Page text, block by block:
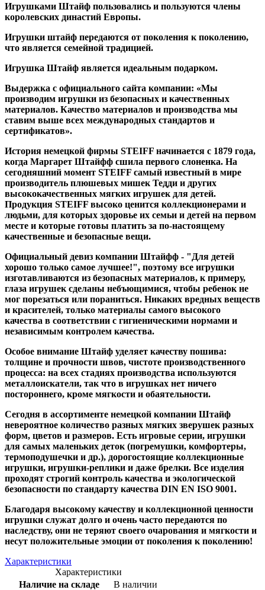
Игрушками Штайф пользовались и пользуются члены
королевских династий Европы.
Игрушки штайф передаются от поколения к поколению,
что является семейной традицией.
Игрушка Штайф является идеальным подарком.
Выдержка с официального сайта компании: «Мы
производим игрушки из безопасных и качественных
материалов. Качество материалов и производства мы
ставим выше всех международных стандартов и
сертификатов».
История немецкой фирмы STEIFF начинается с 1879 года,
когда Маргарет Штайфф сшила первого слоненка. На
сегодняшний момент STEIFF самый известный в мире
производитель плюшевых мишек Тедди и других
высококачественных мягких игрушек для детей.
Продукция STEIFF высоко ценится коллекционерами и
людьми, для которых здоровье их семьи и детей на первом
месте и которые готовы платить за по-настоящему
качественные и безопасные вещи.
Официальный девиз компании Штайфф - "Для детей
хорошо только самое лучшее!", поэтому все игрушки
изготавливаются из безопасных материалов, к примеру,
глаза игрушек сделаны небъющимися, чтобы ребенок не
мог порезаться или пораниться. Никаких вредных веществ
и красителей, только материалы самого высокого
качества в соответствии с гигиеническими нормами и
независимым контролем качества.
Особое внимание Штайф уделяет качеству пошива:
толщине и прочности швов, чистоте производственного
процесса: на всех стадиях производства используются
металлоискатели, так что в игрушках нет ничего
постороннего, кроме мягкости и обаятельности.
Сегодня в ассортименте немецкой компании Штайф
невероятное количество разных мягких зверушек разных
форм, цветов и размеров. Есть игровые серии, игрушки
для самых маленьких деток (погремушки, комфортеры,
термоподушечки и др.), дорогостоящие коллекционные
игрушки, игрушки-реплики и даже брелки. Все изделия
проходят строгий контроль качества и экологической
безопасности по стандарту качества DIN EN ISO 9001.
Благодаря высокому качеству и коллекционной ценности
игрушки служат долго и очень часто передаются по
наследству, они не теряют своего очарования и мягкости и
несут положительные эмоции от поколения к поколению!
Характеристики
Характеристики
Наличие на складе
В наличии